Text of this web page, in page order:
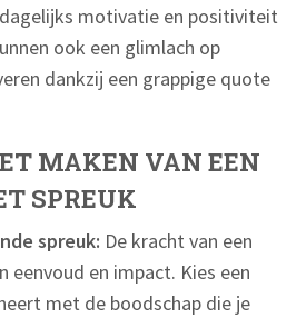
motivatie en positiviteit
ook een glimlach op
dankzij een grappige quote
MAKEN VAN EEN
SPREUK
spreuk: De kracht van een
eenvoud en impact. Kies een
met de boodschap die je